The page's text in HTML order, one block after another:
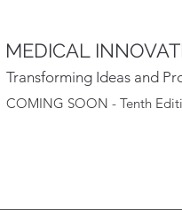
MEDICAL
Transforming Ideas and
COMING SOON - Tenth